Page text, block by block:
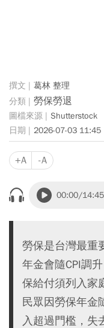
葛林 整理
勞保勞退
Shutterstock
2026-07-03 11:45
+A -A
00:00/14:45
勞保是台灣最重
年金會隨CPI調
保給付須列入家
民眾因勞保年金
入超過門檻，失